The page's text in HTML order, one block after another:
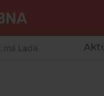
Lada